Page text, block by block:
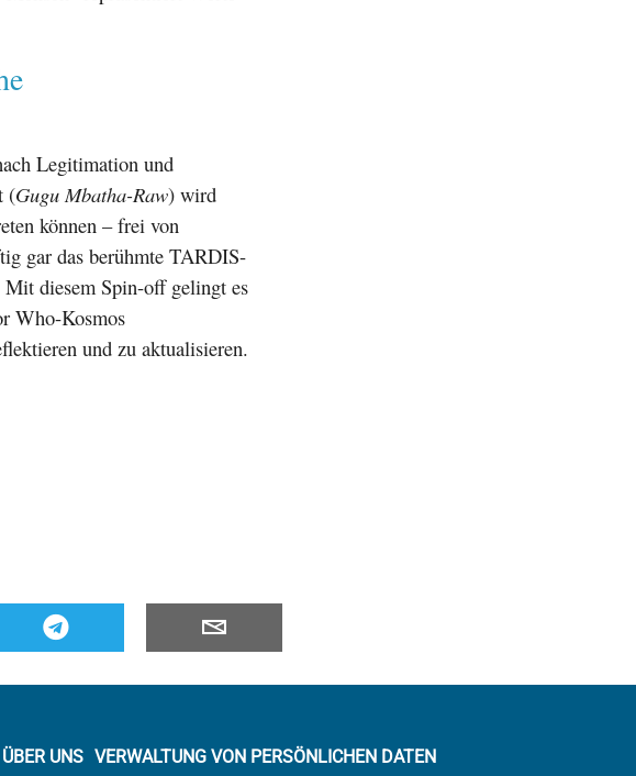
Legitimation und
(Gugu Mbatha-Raw) wird
können – frei von
gar das berühmte TARDIS-
diesem Spin-off gelingt es
Who-Kosmos
und zu aktualisieren.
ÜBER UNS VERWALTUNG VON PERSÖNLICHEN DATEN